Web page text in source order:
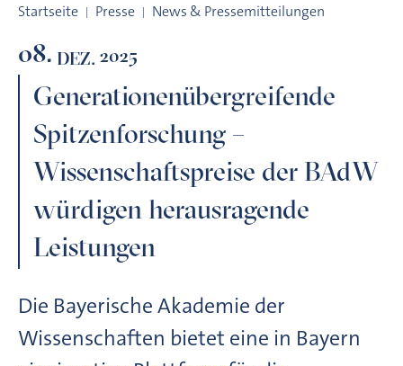
Startseite Presse News & Pressemitteilungen
08. DEZ. 2025
Generationenübergreifende
Spitzenforschung –
Wissenschaftspreise der BAdW
würdigen herausragende
Leistungen
Die Bayerische Akademie der
Wissenschaften bietet eine in Bayern